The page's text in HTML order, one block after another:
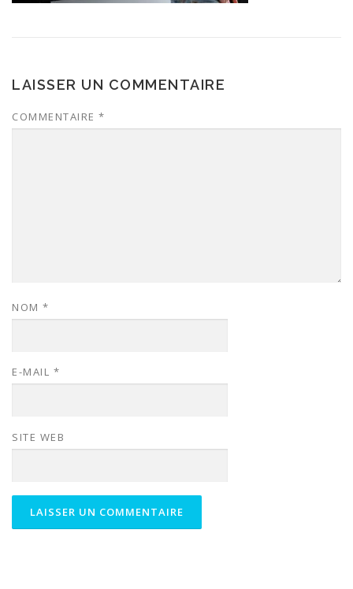
LAISSER UN COMMENTAIRE
COMMENTAIRE *
NOM *
E-MAIL *
SITE WEB